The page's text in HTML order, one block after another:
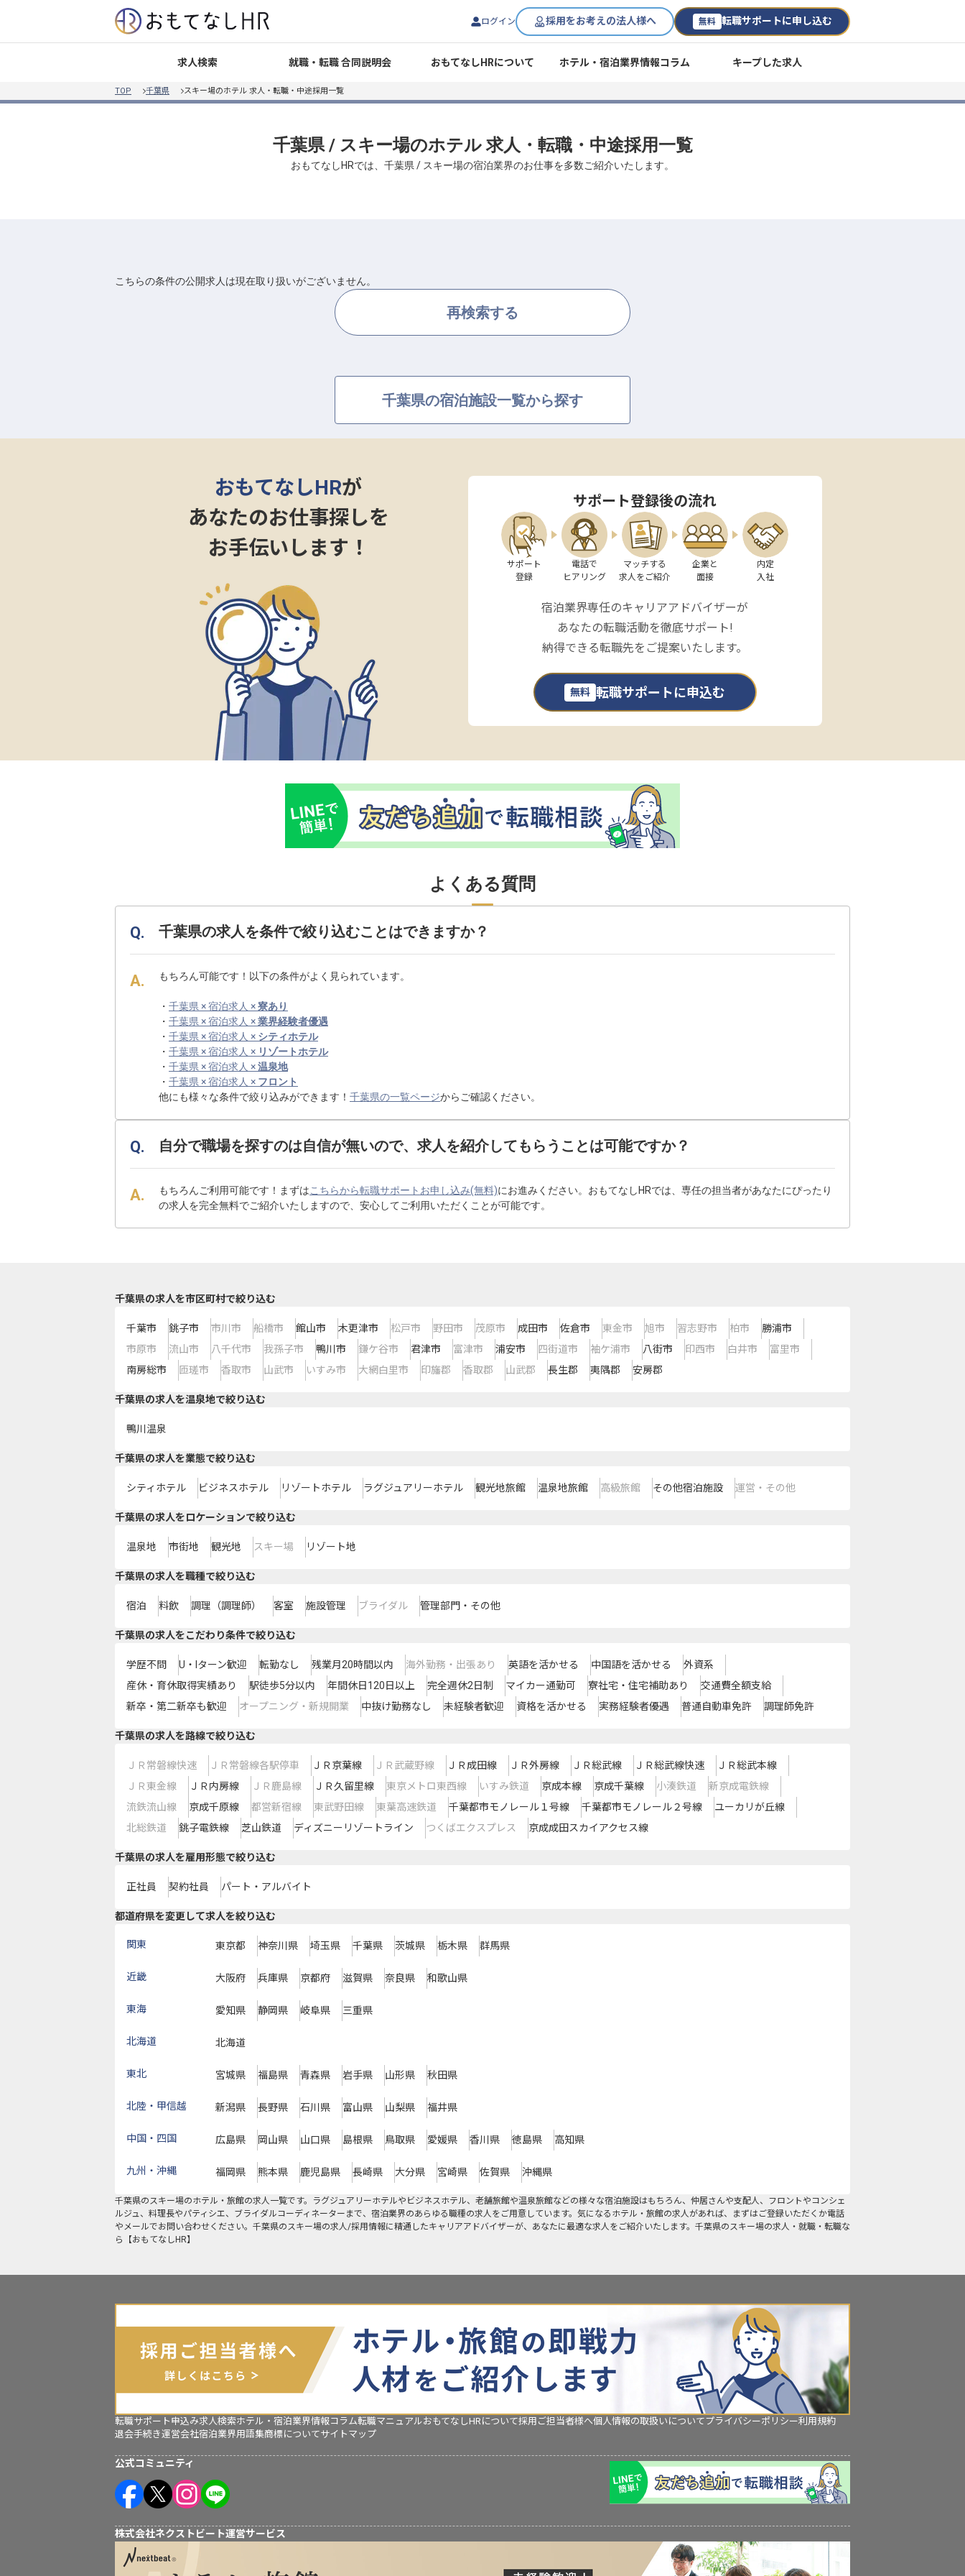
ログイン 採用をお考えの法人様へ 無料 転職サポートに申し込む
求人検索 就職・転職 合同説明会 おもてなしHRについて ホテル・宿泊業界情報コラム キープした求人
TOP 千葉県 スキー場のホテル 求人・転職・中途採用一覧
千葉県 / スキー場のホテル 求人・転職・中途採用一覧
おもてなしHRでは、千葉県 / スキー場の宿泊業界のお仕事を多数ご紹介いたします。
こちらの条件の公開求人は現在取り扱いがございません。
再検索する
千葉県の宿泊施設一覧から探す
おもてなしHRが
あなたのお仕事探しを
お手伝いします！
サポート登録後の流れ
サポート
登録
電話で
ヒアリング
マッチする
求人をご紹介
企業と
面接
内定
入社
宿泊業界専任のキャリアアドバイザーが
あなたの転職活動を徹底サポート!
納得できる転職先をご提案いたします。
無料 転職サポートに申込む
よくある質問
千葉県の求人を条件で絞り込むことはできますか？
もちろん可能です！以下の条件がよく見られています。
・ 千葉県 × 宿泊求人 ×寮あり
・ 千葉県 × 宿泊求人 ×業界経験者優遇
・ 千葉県 × 宿泊求人 × シティホテル
・ 千葉県 × 宿泊求人 × リゾートホテル
・ 千葉県 × 宿泊求人 ×温泉地
・ 千葉県 × 宿泊求人 × フロント
他にも様々な条件で絞り込みができます！ 千葉県の一覧ページからご確認ください。
自分で職場を探すのは自信が無いので、求人を紹介してもらうことは可能ですか？
もちろんご利用可能です！まずはこちらから転職サポートお申し込み(無料)にお進みください。おもてなしHRでは、専任の担当者があなたにぴったり
の求人を完全無料でご紹介いたしますので、安心してご利用いただくことが可能です。
千葉県の求人を市区町村で絞り込む
千葉市 銚子市 市川市 船橋市 館山市 木更津市 松戸市 野田市 茂原市 成田市 佐倉市 東金市 旭市 習志野市 柏市
勝浦市
市原市
流山市 八千代市 我孫子市 鴨川市 鎌ケ谷市 君津市 富津市 浦安市 四街道市 袖ケ浦市 八街市 印西市 白井市
富里市
南房総市
匝瑳市 香取市 山武市 いすみ市 大網白里市 印旛郡 香取郡 山武郡 長生郡 夷隅郡 安房郡
千葉県の求人を温泉地で絞り込む
鴨川温泉
千葉県の求人を業態で絞り込む
シティホテル ビジネスホテル リゾートホテル ラグジュアリーホテル 観光地旅館 温泉地旅館 高級旅館 その他宿泊施設 運営・その他
千葉県の求人をロケーションで絞り込む
温泉地 市街地 観光地 スキー場 リゾート地
千葉県の求人を職種で絞り込む
宿泊 料飲 調理（調理師） 客室 施設管理 ブライダル 管理部門・その他
千葉県の求人をこだわり条件で絞り込む
学歴不問 U・Iターン歓迎 転勤なし 残業月20時間以内 海外勤務・出張あり 英語を活かせる 中国語を活かせる
外資系
産休・育休取得実績あり
駅徒歩5分以内 年間休日120日以上 完全週休2日制 マイカー通勤可 寮社宅・住宅補助あり
交通費全額支給
新卒・第二新卒も歓迎
オープニング・新規開業 中抜け勤務なし 未経験者歓迎 資格を活かせる 実務経験者優遇 普通自動車免許 調理師免許
千葉県の求人を路線で絞り込む
ＪＲ常磐線快速 ＪＲ常磐線各駅停車 ＪＲ京葉線 ＪＲ武蔵野線 ＪＲ成田線 ＪＲ外房線 ＪＲ総武線 ＪＲ総武線快速
ＪＲ総武本線
ＪＲ東金線
ＪＲ内房線 ＪＲ鹿島線 ＪＲ久留里線 東京メトロ東西線 いすみ鉄道 京成本線 京成千葉線 小湊鉄道
新京成電鉄線
流鉄流山線
京成千原線 都営新宿線 東武野田線 東葉高速鉄道 千葉都市モノレール１号線 千葉都市モノレール２号線
ユーカリが丘線
北総鉄道
銚子電鉄線 芝山鉄道 ディズニーリゾートライン つくばエクスプレス 京成成田スカイアクセス線
千葉県の求人を雇用形態で絞り込む
正社員 契約社員 パート・アルバイト
都道府県を変更して求人を絞り込む
関東 東京都 神奈川県 埼玉県 千葉県 茨城県 栃木県 群馬県
近畿 大阪府 兵庫県 京都府 滋賀県 奈良県 和歌山県
東海 愛知県 静岡県 岐阜県 三重県
北海道 北海道
東北 宮城県 福島県 青森県 岩手県 山形県 秋田県
北陸・甲信越 新潟県 長野県 石川県 富山県 山梨県 福井県
中国・四国 広島県 岡山県 山口県 島根県 鳥取県 愛媛県 香川県 徳島県 高知県
九州・沖縄 福岡県 熊本県 鹿児島県 長崎県 大分県 宮崎県 佐賀県 沖縄県
千葉県のスキー場のホテル・旅館の求人一覧です。ラグジュアリーホテルやビジネスホテル、老舗旅館や温泉旅館などの様々な宿泊施設はもちろん、仲居さんや支配人、フロントやコンシェ
ルジュ、料理長やパティシエ、ブライダルコーディネーターまで、宿泊業界のあらゆる職種の求人をご用意しています。気になるホテル・旅館の求人があれば、まずはご登録いただくか電話
やメールでお問い合わせください。千葉県のスキー場の求人/採用情報に精通したキャリアアドバイザーが、あなたに最適な求人をご紹介いたします。千葉県のスキー場の求人・就職・転職な
ら【おもてなしHR】
転職サポート申込み求人検索ホテル・宿泊業界情報コラム転職マニュアルおもてなしHRについて採用ご担当者様へ個人情報の取扱いについてプライバシーポリシー利用規約
退会手続き運営会社宿泊業界用語集商標についてサイトマップ
公式コミュニティ
株式会社ネクストビート運営サービス